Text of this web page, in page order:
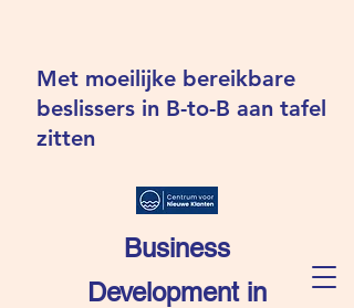
Business
Development in
Met moeilijke bereikbare
beslissers in B-to-B aan tafel
zitten